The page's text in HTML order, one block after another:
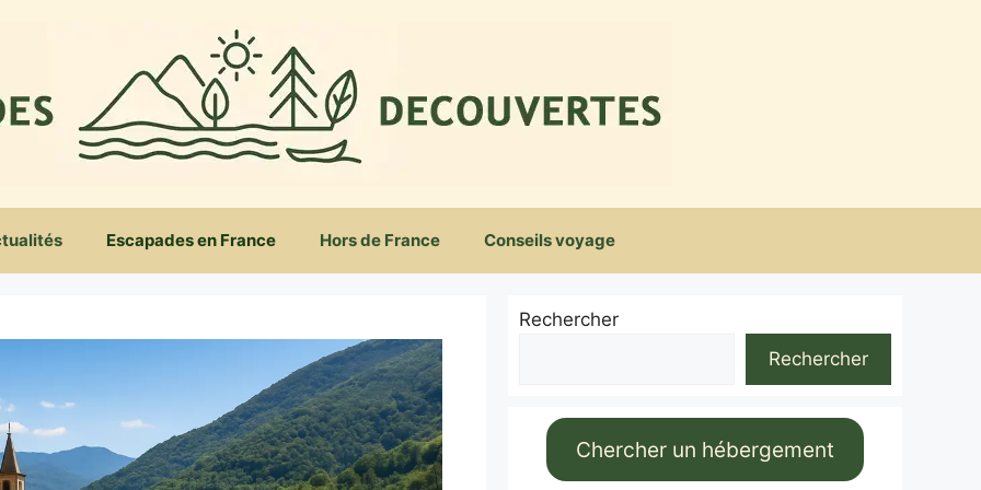
Escapades en France Hors de France Conseils voyage
Rechercher
Rechercher
Chercher un hébergement